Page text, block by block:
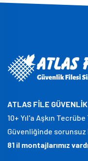
ATLAS FİLE
10+ Yıl'a Aşkın
Güvenliğinde
81 il montajlarımız